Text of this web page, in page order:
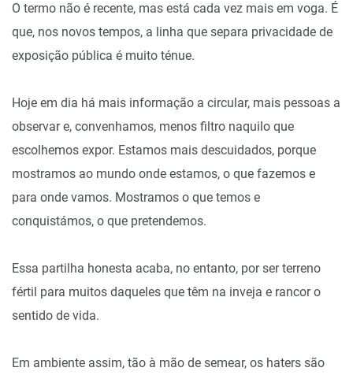
O termo não é recente, mas está cada vez mais em voga. É
que, nos novos tempos, a linha que separa privacidade de
exposição pública é muito ténue.
Hoje em dia há mais informação a circular, mais pessoas a
observar e, convenhamos, menos filtro naquilo que
escolhemos expor. Estamos mais descuidados, porque
mostramos ao mundo onde estamos, o que fazemos e
para onde vamos. Mostramos o que temos e
conquistámos, o que pretendemos.
Essa partilha honesta acaba, no entanto, por ser terreno
fértil para muitos daqueles que têm na inveja e rancor o
sentido de vida.
Em ambiente assim, tão à mão de semear, os haters são